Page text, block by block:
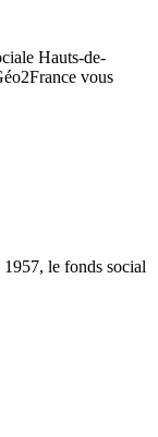
Hauts-de-
vous
le fonds social